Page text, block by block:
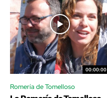
00:00:00
Romería de Tomelloso